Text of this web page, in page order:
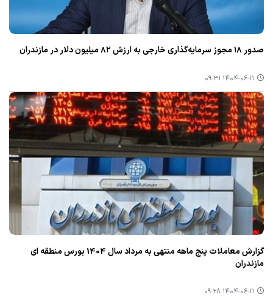
صدور ۱۸ مجوز سرمایه‌گذاری خارجی به ارزش ۸۲ میلیون دلار در مازندران
۱۴۰۴-۰۶-۱۱ ۰۹:۳۱
گزارش معاملات پنج ماهه منتهی به مرداد سال 1404 بورس منطقه ای
مازندران
۱۴۰۴-۰۶-۱۱ ۰۹:۲۸